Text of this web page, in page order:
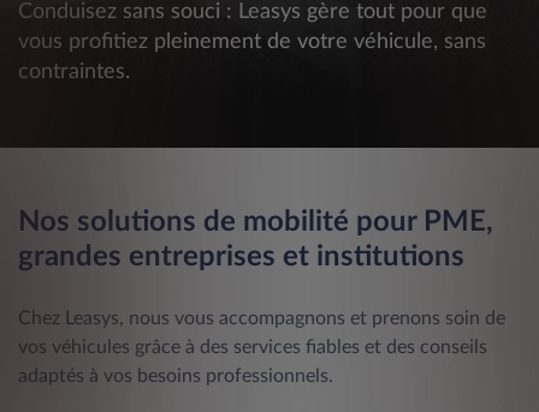
Conduisez sans souci : Leasys gère tout pour que
vous profitiez pleinement de votre véhicule, sans
contraintes.
Nos solutions de mobilité pour PME,
grandes entreprises et institutions
Chez Leasys, nous vous accompagnons et prenons soin de
vos véhicules grâce à des services fiables et des conseils
adaptés à vos besoins professionnels.